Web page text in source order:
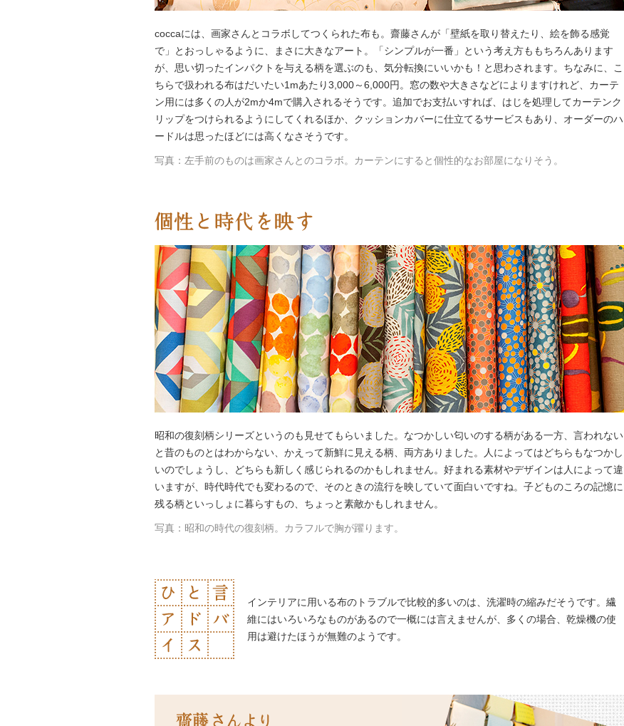
coccaには、画家さんとコラボしてつくられた布も。齋藤さんが「壁紙を取り替えたり、絵を飾る感覚
で」とおっしゃるように、まさに大きなアート。「シンプルが一番」という考え方ももちろんあります
が、思い切ったインパクトを与える柄を選ぶのも、気分転換にいいかも！と思わされます。ちなみに、こ
ちらで扱われる布はだいたい1mあたり3,000～6,000円。窓の数や大きさなどによりますけれど、カーテ
ン用には多くの人が2mか4mで購入されるそうです。追加でお支払いすれば、はじを処理してカーテンク
リップをつけられるようにしてくれるほか、クッションカバーに仕立てるサービスもあり、オーダーのハ
ードルは思ったほどには高くなさそうです。
写真：左手前のものは画家さんとのコラボ。カーテンにすると個性的なお部屋になりそう。
昭和の復刻柄シリーズというのも見せてもらいました。なつかしい匂いのする柄がある一方、言われない
と昔のものとはわからない、かえって新鮮に見える柄、両方ありました。人によってはどちらもなつかし
いのでしょうし、どちらも新しく感じられるのかもしれません。好まれる素材やデザインは人によって違
いますが、時代時代でも変わるので、そのときの流行を映していて面白いですね。子どものころの記憶に
残る柄といっしょに暮らすもの、ちょっと素敵かもしれません。
写真：昭和の時代の復刻柄。カラフルで胸が躍ります。
インテリアに用いる布のトラブルで比較的多いのは、洗濯時の縮みだそうです。繊
維にはいろいろなものがあるので一概には言えませんが、多くの場合、乾燥機の使
用は避けたほうが無難のようです。